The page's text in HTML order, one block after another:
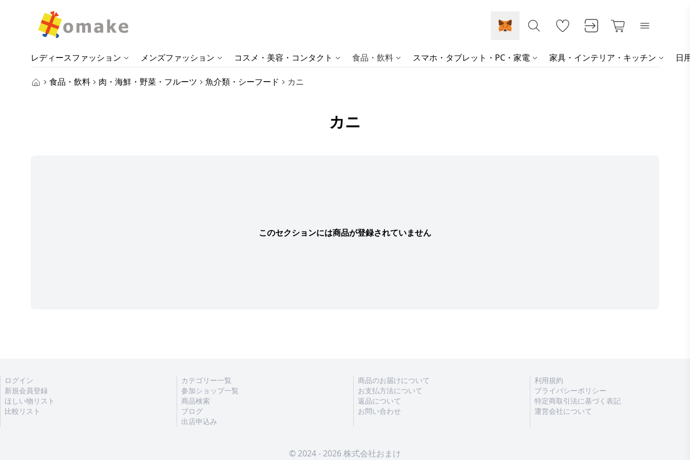
レディースファッション メンズファッション コスメ・美容・コンタクト 食品・飲料 スマホ・タブレット・PC・家電 家具・インテリア・キッチン 日
食品・飲料 肉・海鮮・野菜・フルーツ 魚介類・シーフード カニ
カニ
このセクションには商品が登録されていません
ログイン
新規会員登録
ほしい物リスト
比較リスト
カテゴリー一覧
参加ショップ一覧
商品検索
ブログ
出店申込み
商品のお届けについて
お支払方法について
返品について
お問い合わせ
利用規約
プライバシーポリシー
特定商取引法に基づく表記
運営会社について
© 2024 - 2026 株式会社おまけ